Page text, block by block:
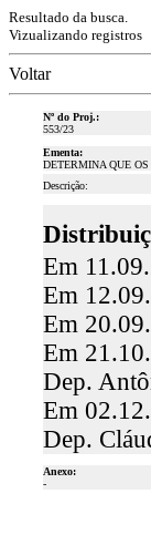
Resultado da busca.
Vizualizando registros
Voltar
Nº do Proj.:
553/23
Ementa:
DETERMINA QUE
Descrição:
Em
Em
Em
Em
Dep.
Em
Dep.
Anexo:
-